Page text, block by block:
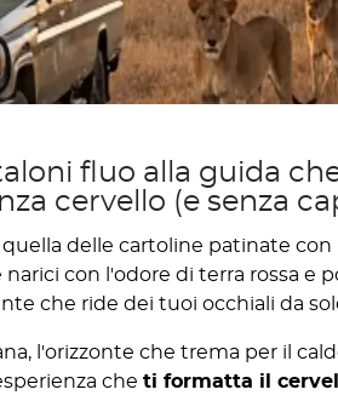
fluo alla guida
cervello (e senza
quella delle cartoline patinate
con l'odore di terra rossa e
che ride dei tuoi occhiali da
l'orizzonte che trema per il
che ti formatta il